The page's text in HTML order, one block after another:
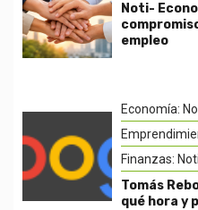
Noti-
empleo
Economía:
Finanzas:
Tomás
qué hora y